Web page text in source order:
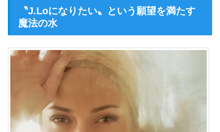
〝J.Loになりたい〟という願望を満たす
魔法の水